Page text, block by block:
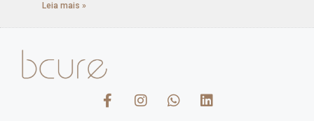
Leia mais »